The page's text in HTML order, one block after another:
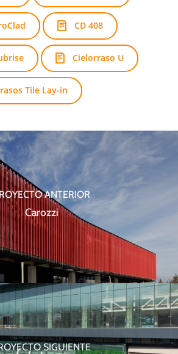
CD 408
Cielorraso U
Tile Lay-in
ANTERIOR
Carozzi
SIGUIENTE